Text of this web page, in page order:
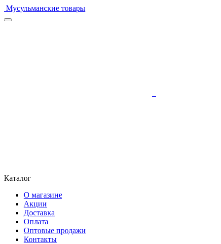
Мусульманские товары
Каталог
О магазине
Акции
Доставка
Оплата
Оптовые продажи
Контакты